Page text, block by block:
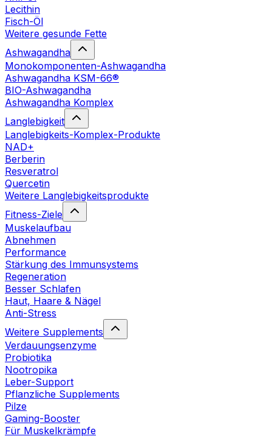
Lecithin
Fisch-Öl
Weitere gesunde Fette
Ashwagandha
Monokomponenten-Ashwagandha
Ashwagandha KSM-66®
BIO-Ashwagandha
Ashwagandha Komplex
Langlebigkeit
Langlebigkeits-Komplex-Produkte
NAD+
Berberin
Resveratrol
Quercetin
Weitere Langlebigkeitsprodukte
Fitness-Ziele
Muskelaufbau
Abnehmen
Performance
Stärkung des Immunsystems
Regeneration
Besser Schlafen
Haut, Haare & Nägel
Anti-Stress
Weitere Supplements
Verdauungsenzyme
Probiotika
Nootropika
Leber-Support
Pflanzliche Supplements
Pilze
Gaming-Booster
Für Muskelkrämpfe